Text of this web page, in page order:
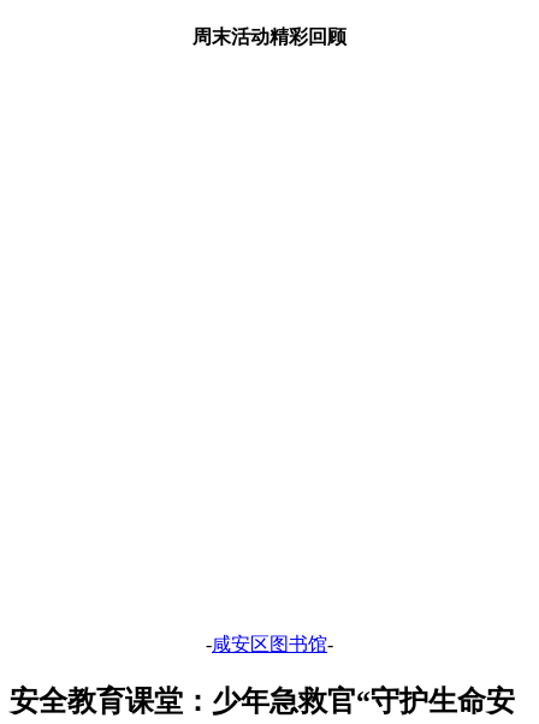
周末活动精彩回顾
-咸安区图书馆-
安全教育课堂 ：少年急救官“守护生命安